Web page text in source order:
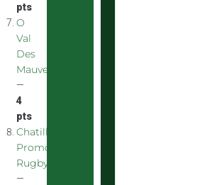
pts
O
Val
Des
Mauves
—
4
pts
Chatillon
Promotion
Rugby
—